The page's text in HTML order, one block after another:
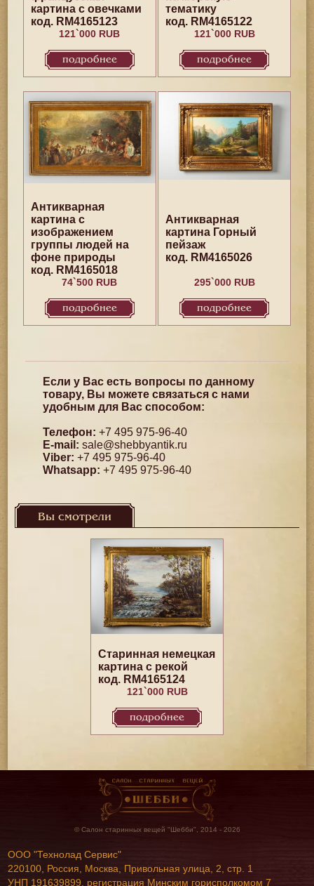
картина с овечками
код. RM4165123
121`000 RUB
подробнее
тематику
код. RM4165122
121`000 RUB
подробнее
Антикварная
картина с
изображением
группы людей на
фоне природы
код. RM4165018
74`500 RUB
подробнее
Антикварная
картина Горный
пейзаж
код. RM4165026
295`000 RUB
подробнее
Если у Вас есть вопросы по данному
товару, Вы можете связаться с нами
удобным для Вас способом:
Телефон: +7 495 975-96-40
E-mail: sale@shebbyantik.ru
Viber: +7 495 975-96-40
Whatsapp: +7 495 975-96-40
Вы смотрели
Старинная немецкая
картина с рекой
код. RM4165124
121`000 RUB
подробнее
© Салон старинных вещей "Шебби", 2014 - 2026
ООО "Технолад Сервис"
220100, Россия, Москва, Привольная улица, 2, стр. 1
УНП 191639899, регистрация Минским горисполкомом 7